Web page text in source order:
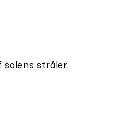
solens stråler.